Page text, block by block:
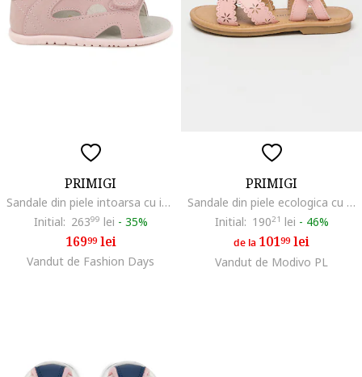
PRIMIGI
Sandale din piele intoarsa cu inchidere velcro, Roz prafuit
Initial: 26399 lei - 35%
16999lei
Vandut de Fashion Days
PRIMIGI
Sandale din piele ecologica cu perforatii, Roz pal
Initial: 19021 lei - 46%
de la 10199lei
Vandut de Modivo PL